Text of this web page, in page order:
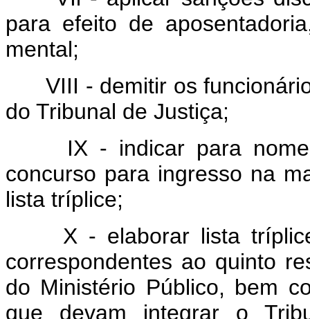
para efeito de
mental;
VIII - demitir os
do Tribunal de Justiça;
IX - indicar para
concurso para ingresso na
lista tríplice;
X - elaborar lista tríplice
correspondentes ao quinto
do Ministério Público, bem
que devam integrar o